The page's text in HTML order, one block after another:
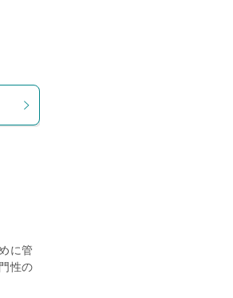
に管
性の